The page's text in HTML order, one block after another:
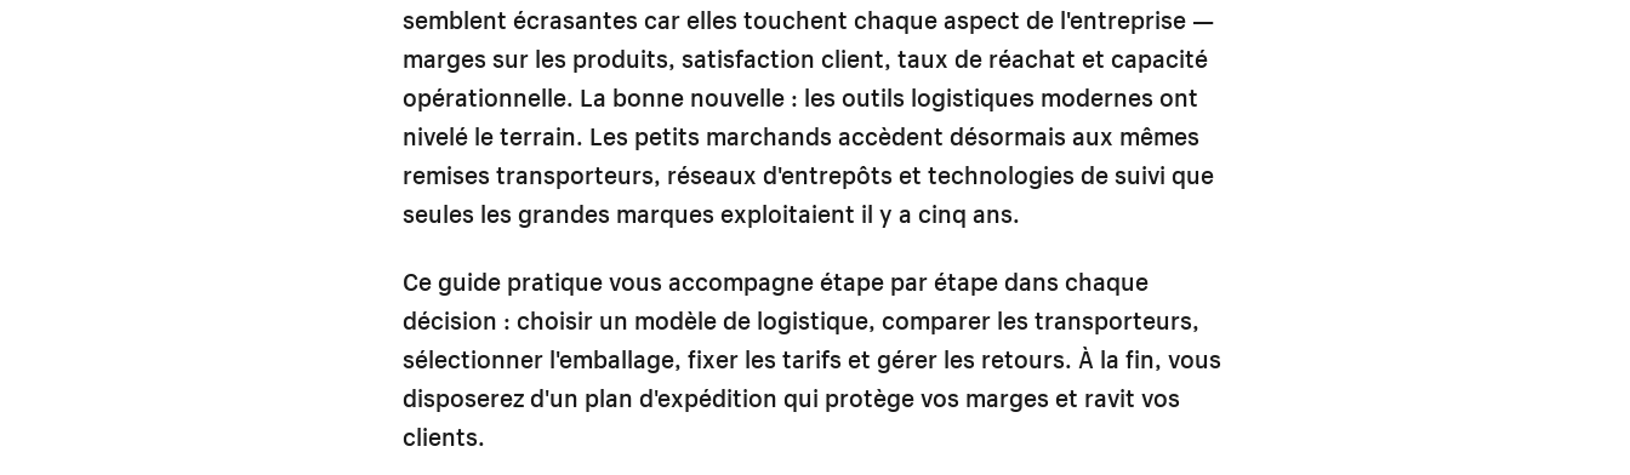
semblent écrasantes car elles touchent chaque aspect de l'entreprise —
marges sur les produits, satisfaction client, taux de réachat et capacité
opérationnelle. La bonne nouvelle : les outils logistiques modernes ont
nivelé le terrain. Les petits marchands accèdent désormais aux mêmes
remises transporteurs, réseaux d'entrepôts et technologies de suivi que
seules les grandes marques exploitaient il y a cinq ans.
Ce guide pratique vous accompagne étape par étape dans chaque
décision : choisir un modèle de logistique, comparer les transporteurs,
sélectionner l'emballage, fixer les tarifs et gérer les retours. À la fin, vous
disposerez d'un plan d'expédition qui protège vos marges et ravit vos
clients.